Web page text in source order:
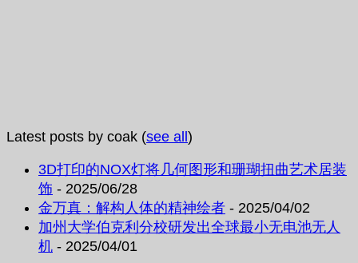
Latest posts by coak (see all)
3D打印的NOX灯将几何图形和珊瑚扭曲艺术居装
饰 - 2025/06/28
金万真：解构人体的精神绘者 - 2025/04/02
加州大学伯克利分校研发出全球最小无电池无人
机 - 2025/04/01